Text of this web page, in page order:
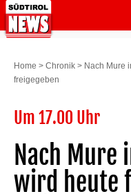
Home > Chronik > Nach Mure
freigegeben
Um 17.00 Uhr
Nach Mure
wird heute